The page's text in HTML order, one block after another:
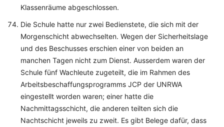
Klassenräume abgeschlossen.
Die Schule hatte nur zwei Bedienstete, die sich mit der
Morgenschicht abwechselten. Wegen der Sicherheitslage
und des Beschusses erschien einer von beiden an
manchen Tagen nicht zum Dienst. Ausserdem waren der
Schule fünf Wachleute zugeteilt, die im Rahmen des
Arbeitsbeschaffungsprogramms JCP der UNRWA
eingestellt worden waren; einer hatte die
Nachmittagsschicht, die anderen teilten sich die
Nachtschicht jeweils zu zweit. Es gibt Belege dafür, dass